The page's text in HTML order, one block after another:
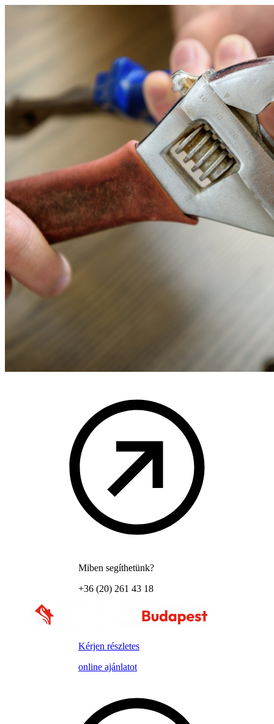
Miben segíthetünk?
+36 (20) 261 43 18
Kérjen részletes
online ajánlatot